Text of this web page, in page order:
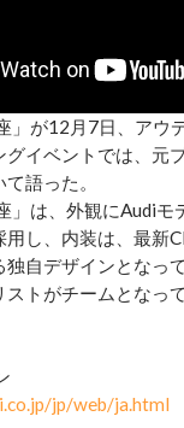
が12月7日、アウ
グイベントでは、元
語った。
は、外観にAudiモ
用し、内装は、最新
独自デザインとなっ
ストがチームとなっ
jp/web/ja.html